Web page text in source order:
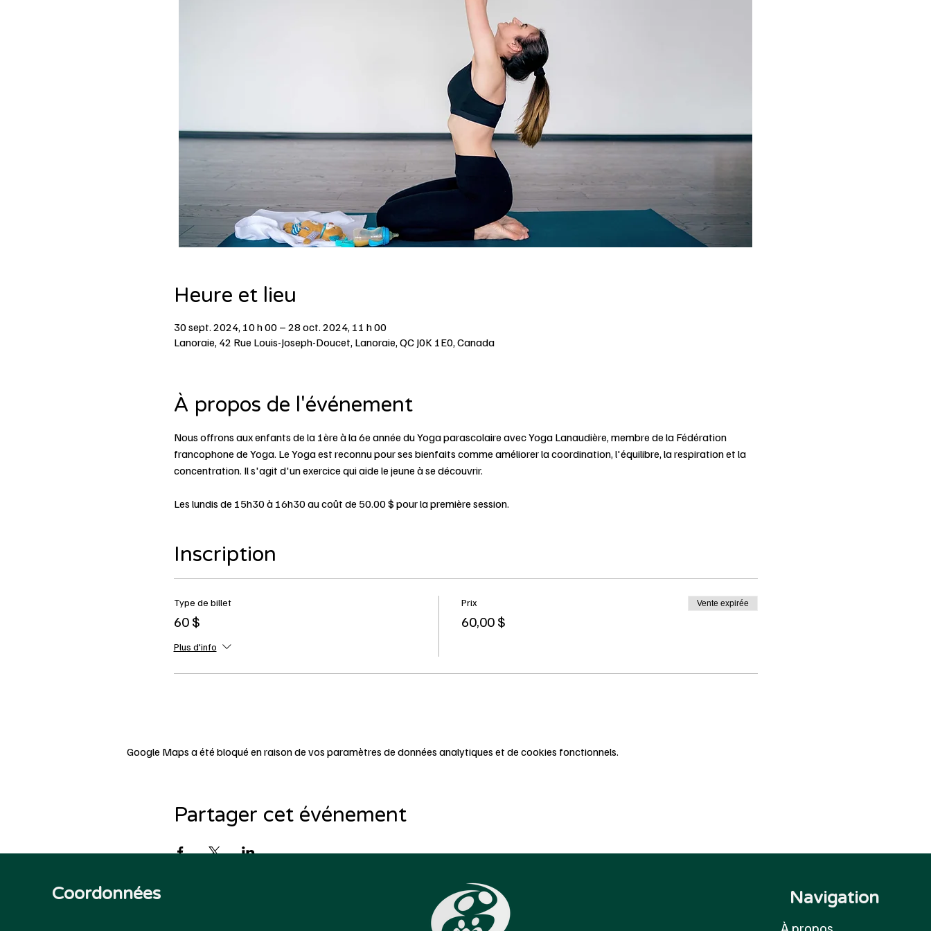
Heure et lieu
30 sept. 2024, 10 h 00 – 28 oct. 2024, 11 h 00
Lanoraie, 42 Rue Louis-Joseph-Doucet, Lanoraie, QC J0K 1E0, Canada
À propos de l'événement
Nous offrons aux enfants de la 1ère à la 6e année du Yoga parascolaire avec Yoga Lanaudière, membre de la Fédération
francophone de Yoga. Le Yoga est reconnu pour ses bienfaits comme améliorer la coordination, l'équilibre, la respiration et la
concentration. Il s'agit d'un exercice qui aide le jeune à se découvrir.
Les lundis de 15h30 à 16h30 au coût de 50.00 $ pour la première session.
Inscription
Type de billet
60 $
Plus d'info
Prix
60,00 $
Vente expirée
Google Maps a été bloqué en raison de vos paramètres de données analytiques et de cookies fonctionnels.
Partager cet événement
Coordonnées Navigation
À propos